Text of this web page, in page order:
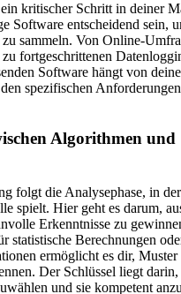
kritischer Schritt in deiner
Software entscheidend sein,
zu sammeln. Von Online-
fortgeschrittenen
Software hängt von
spezifischen
Algorithmen und
folgt die Analysephase, in
spielt. Hier geht es darum,
Erkenntnisse zu
statistische Berechnungen
ermöglicht es dir,
Der Schlüssel liegt
und sie kompetent